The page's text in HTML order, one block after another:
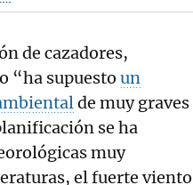
de cazadores,
“ha supuestoun
de muy graves
se ha
muy
el fuerte viento